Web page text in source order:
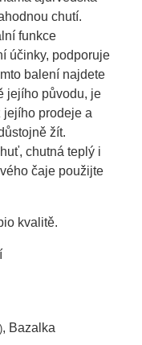
chutí.
funkce
účinky, podporuje
balení najdete
jejího původu, je
jejího prodeje a
žít.
chutná teplý i
čaje použijte
kvalitě.
, Bazalka